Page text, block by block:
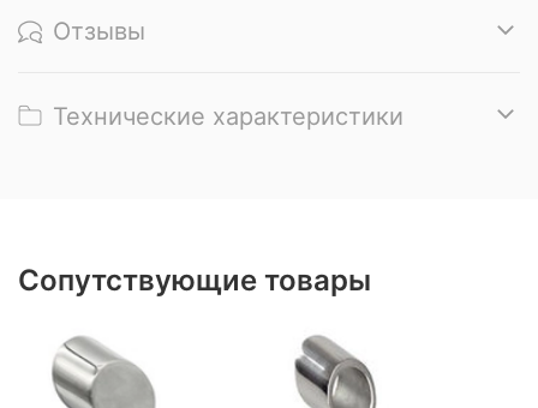
Отзывы
Технические характеристики
Сопутствующие товары